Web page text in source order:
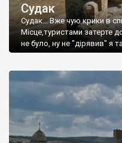
Судак
Судак... Вже чую крики в
Місце,туристами затерте
не було, ну не "дірявив" я